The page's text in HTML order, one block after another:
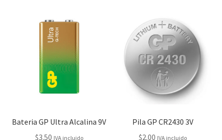
Bateria GP Ultra Alcalina 9V
$3.50 IVA incluido
Pila GP CR2430 3V
$2.00 IVA incluido